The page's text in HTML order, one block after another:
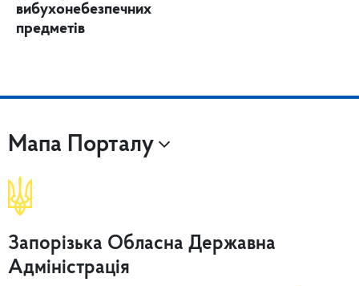
вибухонебезпечних
предметів
Мапа Порталу
Запорізька Обласна Державна
Адміністрація